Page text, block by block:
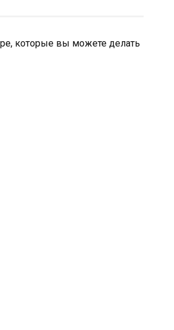
которые вы можете делать